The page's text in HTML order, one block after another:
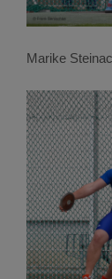
Marike